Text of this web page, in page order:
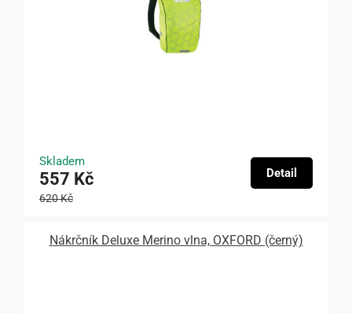
Skladem
557 Kč
620 Kč
Detail
Nákrčník Deluxe Merino vlna, OXFORD (černý)